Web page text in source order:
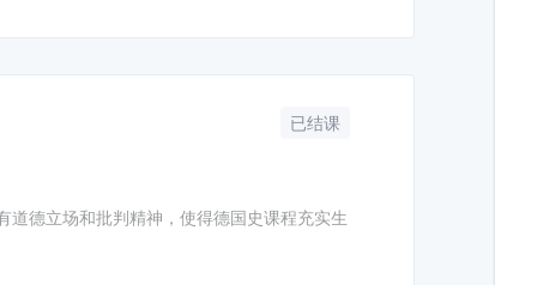
已结课
德立场和批判精神，使得德国史课程充实生